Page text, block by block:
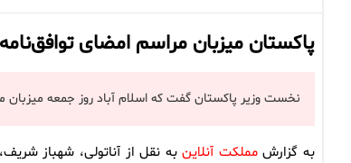
پاکستان میزبان مراسم امضای
نخست وزیر پاکستان گفت که اسلام آباد روز جمعه میزبان
به گزارشمملکت آنلاینبه نقل از آناتولی، شهباز